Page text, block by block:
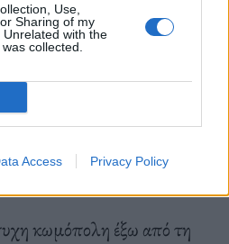
Use,
Sharing of my
with the
collected.
Access Privacy Policy
καθώς ο σκηνοθέτης
προσέγγιση,
τη φόρμα μίας αγωνιώδους
κωμόπολη έξω από τη